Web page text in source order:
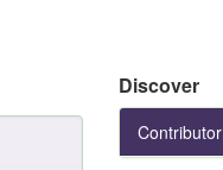
Discover
Contributor